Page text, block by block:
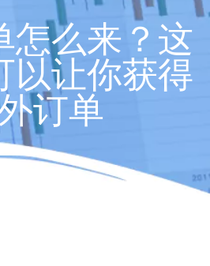
怎么来？这
以让你获得
订单